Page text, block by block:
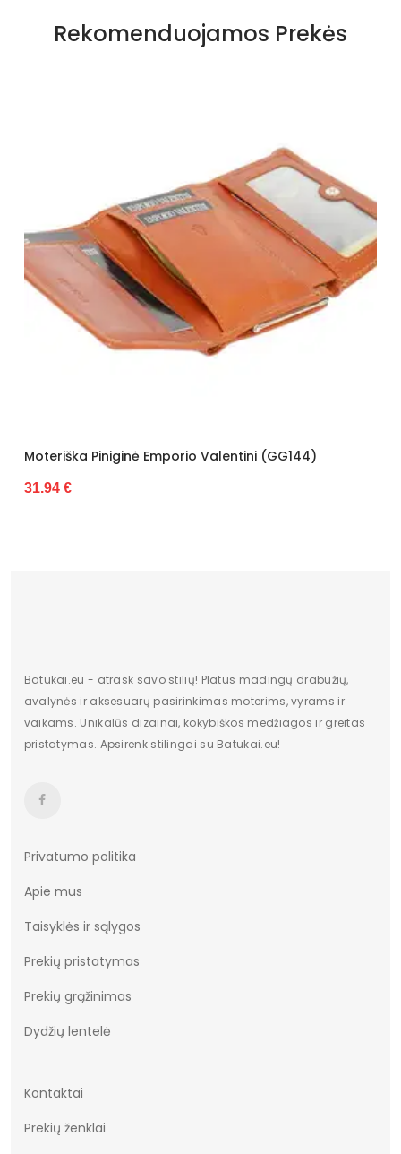
Rekomenduojamos Prekės
Emporio Valentini (GG144) Moteriška
Batukai.eu - atrask savo stilių! Platus madingų drabužių,
avalynės ir aksesuarų pasirinkimas moterims, vyrams ir
vaikams. Unikalūs dizainai, kokybiškos medžiagos ir greitas
pristatymas. Apsirenk stilingai su Batukai.eu!
Privatumo politika
Apie mus
Taisyklės ir sąlygos
Prekių pristatymas
Prekių grąžinimas
Dydžių lentelė
Kontaktai
Prekių ženklai